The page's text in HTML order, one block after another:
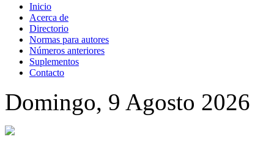
Inicio
Acerca de
Directorio
Normas para autores
Números anteriores
Suplementos
Contacto
Domingo, 9 Agosto 2026